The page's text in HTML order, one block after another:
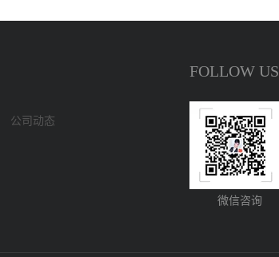
公司动态
FOLLOW US
微信咨询